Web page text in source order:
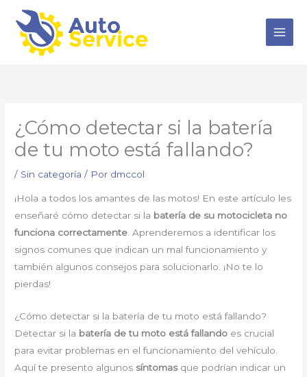
contenido
¿Cómo detectar si la batería
de tu moto está fallando?
/ Sin categoría / Por dmccol
¡Hola a todos los amantes de las motos! En este artículo les
enseñaré cómo detectar si la batería de su motocicleta no
funciona correctamente. Aprenderemos a identificar los
signos comunes que indican un mal funcionamiento y
también algunos consejos para solucionarlo. ¡No te lo
pierdas!
¿Cómo detectar si la batería de tu moto está fallando?
Detectar si la batería de tu moto está fallando es crucial
para evitar problemas en el funcionamiento del vehículo.
Aquí te presento algunos síntomasque podrían indicar un